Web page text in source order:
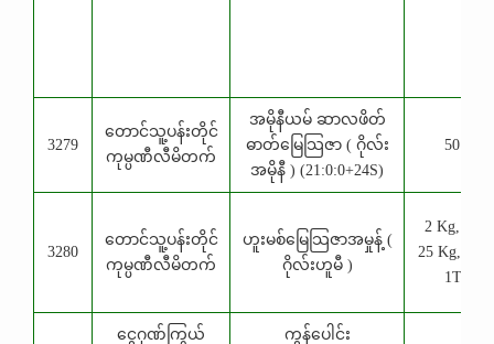
3279
တောင်သူ့ပန်းတိုင်
ကုမ္ပဏီလီမိတက်
အမိုနီယမ် ဆာလဖိတ်
ဓာတ်မြေသြဇာ ( ဂိုလ်း
အမိုနီ ) (21:0:0+24S)
50 Kg
3280
တောင်သူ့ပန်းတိုင်
ကုမ္ပဏီလီမိတက်
ဟူးမစ်မြေသြဇာအမှုန့် (
ဂိုလ်းဟူမီ )
2 Kg,10
25 Kg, 50
1TNE
ငွေဂုဏ်ကြွယ်
ကွန်ပေါင်း